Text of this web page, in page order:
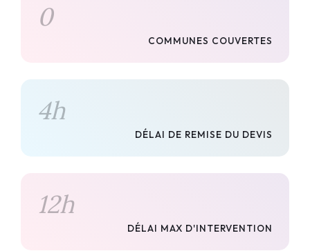
0
COMMUNES COUVERTES
4h
DÉLAI DE REMISE DU DEVIS
12h
DÉLAI MAX D'INTERVENTION